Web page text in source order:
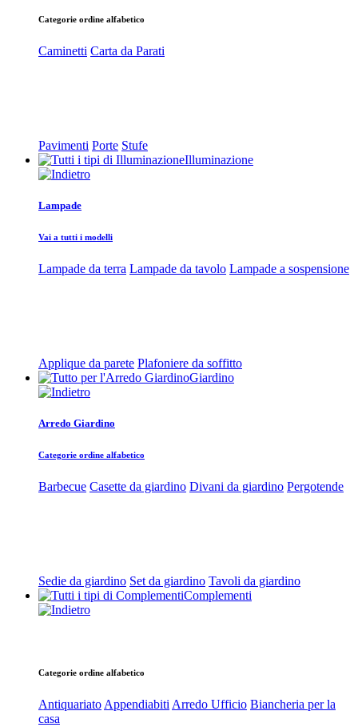
Categorie ordine alfabetico
Caminetti Carta da Parati
Pavimenti Porte Stufe
Illuminazione
Lampade
Vai a tutti i modelli
Lampade da terra Lampade da tavolo Lampade a sospensione
Applique da parete Plafoniere da soffitto
Giardino
Arredo Giardino
Categorie ordine alfabetico
Barbecue Casette da giardino Divani da giardino Pergotende
Sedie da giardino Set da giardino Tavoli da giardino
Complementi
Categorie ordine alfabetico
Antiquariato Appendiabiti Arredo Ufficio Biancheria per la
casa